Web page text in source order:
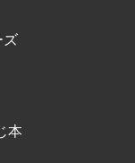
ズ
本